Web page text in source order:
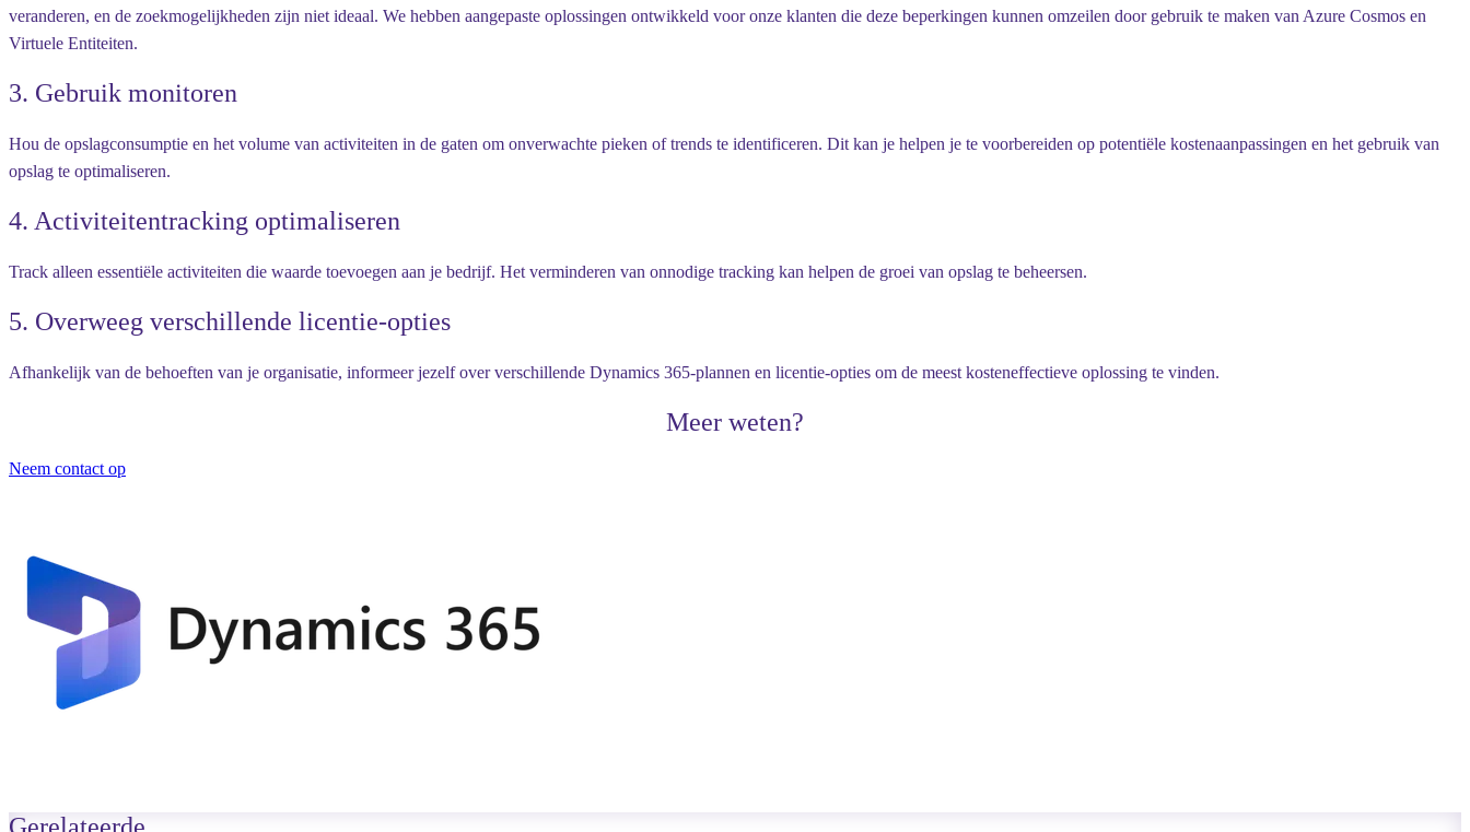
veranderen, en de zoekmogelijkheden zijn niet ideaal. We hebben aangepaste oplossingen ontwikkeld voor onze klanten die deze beperkingen kunnen omzeilen door gebruik te maken van Azure Cosmos en
Virtuele Entiteiten.
3. Gebruik monitoren
Hou de opslagconsumptie en het volume van activiteiten in de gaten om onverwachte pieken of trends te identificeren. Dit kan je helpen je te voorbereiden op potentiële kostenaanpassingen en het gebruik van
opslag te optimaliseren.
4. Activiteitentracking optimaliseren
Track alleen essentiële activiteiten die waarde toevoegen aan je bedrijf. Het verminderen van onnodige tracking kan helpen de groei van opslag te beheersen.
5. Overweeg verschillende licentie-opties
Afhankelijk van de behoeften van je organisatie, informeer jezelf over verschillende Dynamics 365-plannen en licentie-opties om de meest kosteneffectieve oplossing te vinden.
Meer weten?
Neem contact op
Gerelateerde